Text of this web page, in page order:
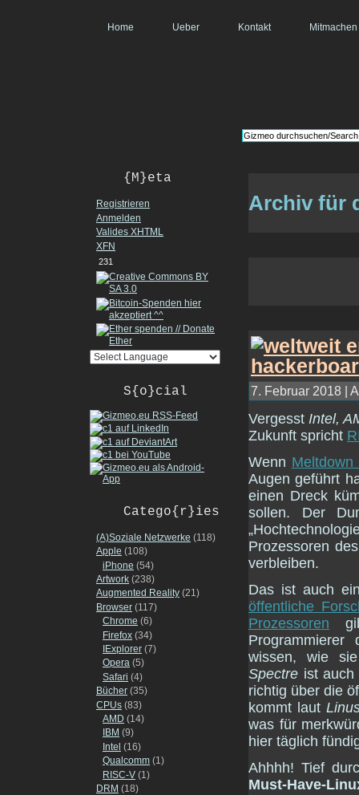
Home Ueber Kontakt Mitmachen
{M}eta
Registrieren
Anmelden
Valides XHTML
XFN
231
S{o}cial
Catego{r}ies
(A)Soziale Netzwerke (118)
Apple (108)
iPhone (54)
Artwork (238)
Augmented Reality (21)
Browser (117)
Chrome (6)
Firefox (34)
IExplorer (7)
Opera (5)
Safari (4)
Bücher (35)
CPUs (83)
AMD (14)
IBM (9)
Intel (16)
Qualcomm (1)
RISC-V (1)
DRM (18)
Archiv für
7. Februar 2018 |
VergesstIntel,
Zukunft spricht
Wenn
Augen geführt
einen Dreck
sollen. Der
Prozessoren
verbleiben.
Das ist auch
öffentliche
Prozessoren
wissen, wie
Spectre ist
richtig über die
kommt laut
was für
hier täglich
Ahhhh! Tief
Must-Have-